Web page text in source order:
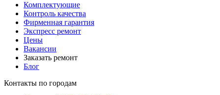
Комплектующие
Контроль качества
Фирменная гарантия
Экспресс ремонт
Цены
Вакансии
Заказать ремонт
Блог
Контакты по городам